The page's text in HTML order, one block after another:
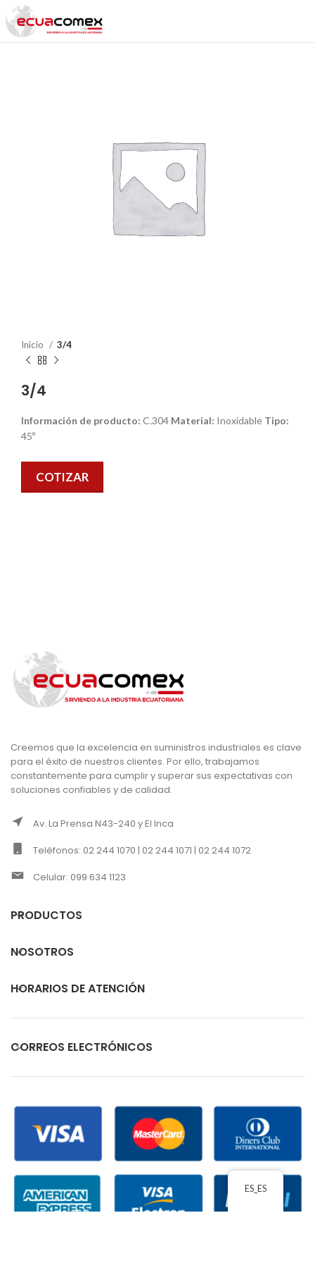
Inicio 3/4
3/4
Información de producto: C.304 Material: Inoxidable Tipo:
45º
COTIZAR
Creemos que la excelencia en suministros industriales es clave
para el éxito de nuestros clientes. Por ello, trabajamos
constantemente para cumplir y superar sus expectativas con
soluciones confiables y de calidad.
Av. La Prensa N43-240 y El Inca
Teléfonos: 02 244 1070 | 02 244 1071 | 02 244 1072
Celular: 099 634 1123
PRODUCTOS
NOSOTROS
HORARIOS DE ATENCIÓN
CORREOS ELECTRÓNICOS
ES_ES